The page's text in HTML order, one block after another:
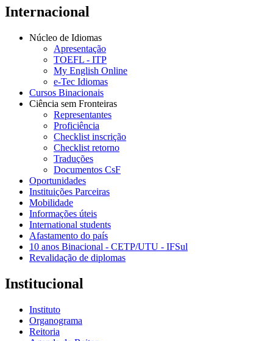
Internacional
Núcleo de Idiomas
Apresentação
TOEFL - ITP
My English Online
e-Tec Idiomas
Cursos Binacionais
Ciência sem Fronteiras
Representantes
Proficiência
Checklist inscrição
Checklist retorno
Traduções
Documentos CsF
Oportunidades
Instituições Parceiras
Mobilidade
Informações úteis
International students
Afastamento do país
10 anos Binacional - CETP/UTU - IFSul
Revalidação de diplomas
Institucional
Instituto
Organograma
Reitoria